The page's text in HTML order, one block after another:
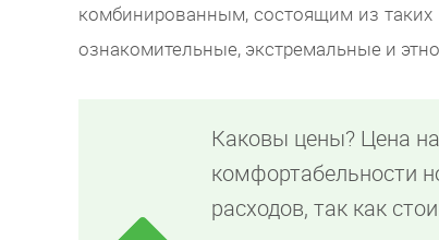
комбинированным, состоящим из
ознакомительные, экстремальные и
Каковы цены? Цена
комфортабельности
расходов, так как